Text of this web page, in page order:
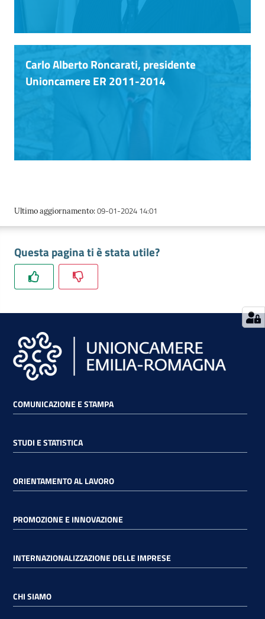
Carlo Alberto Roncarati, presidente
Unioncamere ER 2011-2014
Ultimo aggiornamento:09-01-2024 14:01
Questa pagina ti è stata utile?
COMUNICAZIONE E STAMPA
STUDI E STATISTICA
ORIENTAMENTO AL LAVORO
PROMOZIONE E INNOVAZIONE
INTERNAZIONALIZZAZIONE DELLE IMPRESE
CHI SIAMO